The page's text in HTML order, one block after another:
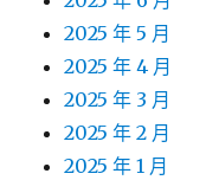
2025 年 5 月
2025 年 4 月
2025 年 3 月
2025 年 2 月
2025 年 1 月